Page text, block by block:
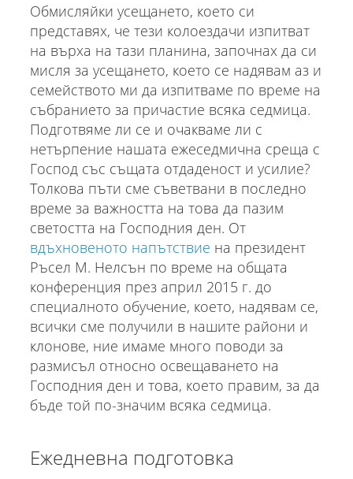
Обмисляйки усещането, което си
представях, че тези колоездачи изпитват
на върха на тази планина, започнах да си
мисля за усещането, което се надявам аз и
семейството ми да изпитваме по време на
събранието за причастие всяка седмица.
Подготвяме ли се и очакваме ли с
нетърпение нашата ежеседмична среща с
Господ със същата отдаденост и усилие?
Толкова пъти сме съветвани в последно
време за важността на това да пазим
светостта на Господния ден. От
вдъхновеното напътствие на президент
Ръсел М. Нелсън по време на общата
конференция през април 2015 г. до
специалното обучение, което, надявам се,
всички сме получили в нашите райони и
клонове, ние имаме много поводи за
размисъл относно освещаването на
Господния ден и това, което правим, за да
бъде той по-значим всяка седмица.
Ежедневна подготовка